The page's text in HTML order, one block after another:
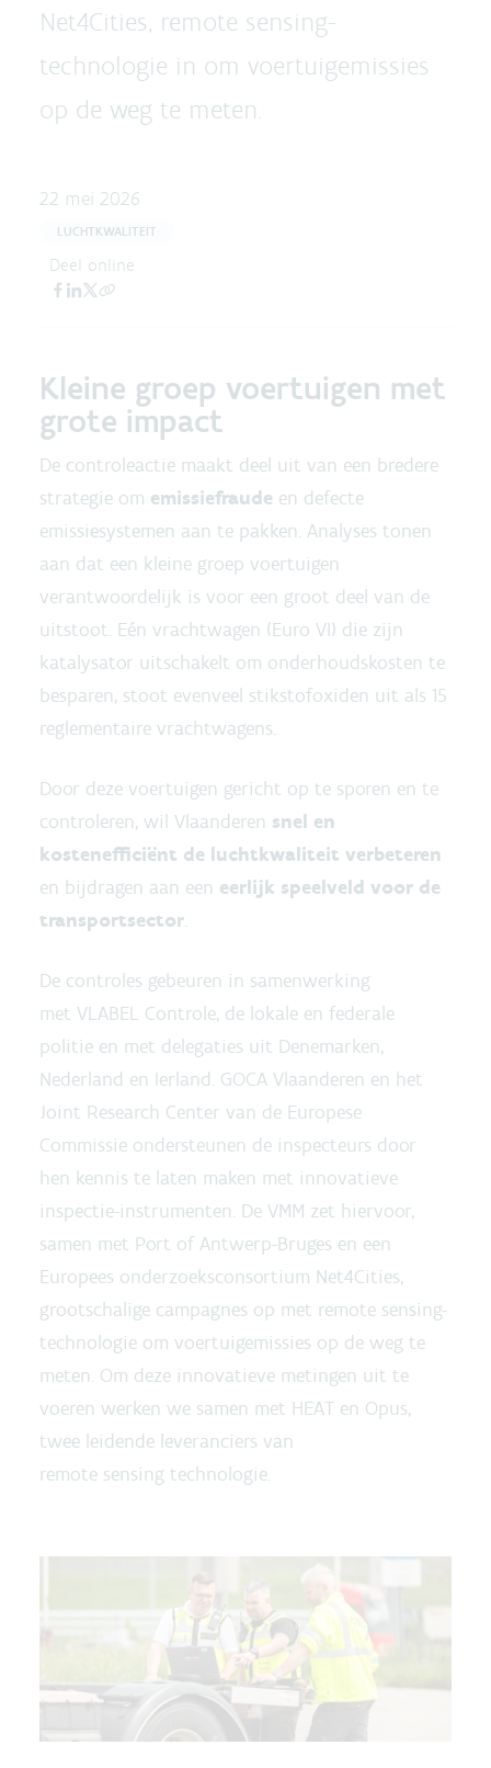
Net4Cities, remote sensing-
technologie in om voertuigemissies
op de weg te meten.
22 mei 2026
LUCHTKWALITEIT
Deel online
Kleine groep voertuigen met
grote impact
De controleactie maakt deel uit van een bredere
strategie om emissiefraude en defecte
emissiesystemen aan te pakken. Analyses tonen
aan dat een kleine groep voertuigen
verantwoordelijk is voor een groot deel van de
uitstoot. Eén vrachtwagen (Euro VI) die zijn
katalysator uitschakelt om onderhoudskosten te
besparen, stoot evenveel stikstofoxiden uit als 15
reglementaire vrachtwagens.
Door deze voertuigen gericht op te sporen en te
controleren, wil Vlaanderen snel en
kostenefficiënt de luchtkwaliteit verbeteren
en bijdragen aan een eerlijk speelveld voor de
transportsector.
De controles gebeuren in samenwerking
met VLABEL Controle, de lokale en federale
politie en met delegaties uit Denemarken,
Nederland en Ierland. GOCA Vlaanderen en het
Joint Research Center van de Europese
Commissie ondersteunen de inspecteurs door
hen kennis te laten maken met innovatieve
inspectie-instrumenten. De VMM zet hiervoor,
samen met Port of Antwerp-Bruges en een
Europees onderzoeksconsortium Net4Cities,
grootschalige campagnes op met remote sensing-
technologie om voertuigemissies op de weg te
meten. Om deze innovatieve metingen uit te
voeren werken we samen met HEAT en Opus,
twee leidende leveranciers van
remote sensing technologie.